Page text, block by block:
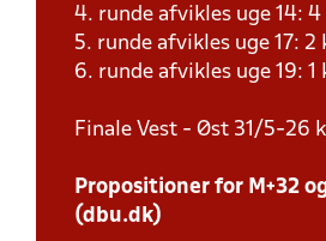
4. runde afvikles uge 14: 4
5. runde afvikles uge 17: 2
6. runde afvikles uge 19: 1
Finale Vest - Øst 31/5-26
Propositioner for M+32
(dbu.dk)